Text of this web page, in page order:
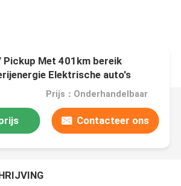
Pickup Met 401km bereik
Elektrische auto's
Prijs：Onderhandelbaar
Contacteer ons